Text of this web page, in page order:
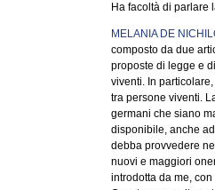
Ha facoltà di parlare
MELANIA DE
composto da due
proposte di legge e
viventi. In
tra persone viventi.
germani che siano
disponibile, anche
debba provvedere
nuovi e maggiori
introdotta da me,